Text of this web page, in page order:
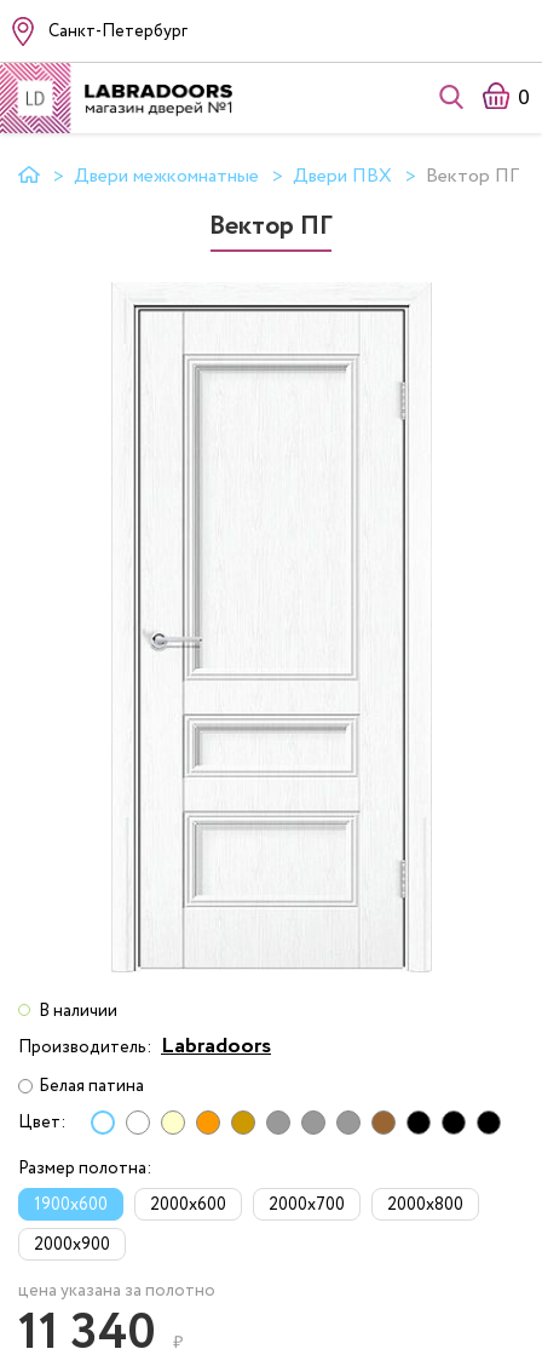
Санкт-Петербург
0
Двери межкомнатные Двери ПВХ Вектор ПГ
Вектор ПГ
В наличии
Производитель: Labradoors
Белая патина
Цвет:
Размер полотна:
1900x600
2000x600 2000x700
2000x800
2000x900
цена указана за полотно
11 340 ₽